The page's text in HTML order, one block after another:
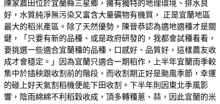
陳家農田位於宜蘭縣三星鄉，擁有獨特的地理環境、排水良
好，水質純淨無污染又富含大量礦物有機質， 正是宜蘭地區
最大的稻米產區。除了天然優勢，陳晉恭認為適地適種才是關
鍵，「只要有新的品種、或是政府研發的，我都會試種看看，
要挑選一些適合宜蘭種的品種，口感好、品質好，這樣農友收
成才會穩定。」因為宜蘭只適合一期稻作，上半年宜蘭雨季較
集中於插秧跟收割前的階段，而收割期正好是颱風季節，幸運
的碰上好天氣割稻機便能下田收割。下半年則因東北季風影
響，陰雨綿綿不利稻穀收成，頂多轉種蔥、蒜，因此宜蘭的米